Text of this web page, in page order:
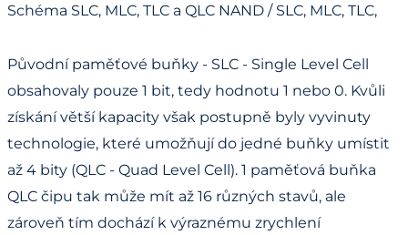
Schéma SLC, MLC, TLC a QLC NAND / SLC, MLC, TLC,
Původní paměťové buňky - SLC - Single Level Cell
obsahovaly pouze 1 bit, tedy hodnotu 1 nebo 0. Kvůli
získání větší kapacity však postupně byly vyvinuty
technologie, které umožňují do jedné buňky umístit
až 4 bity (QLC - Quad Level Cell). 1 paměťová buňka
QLC čipu tak může mít až 16 různých stavů, ale
zároveň tím dochází k výraznému zrychlení